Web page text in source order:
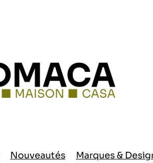
Nouveautés Marques &